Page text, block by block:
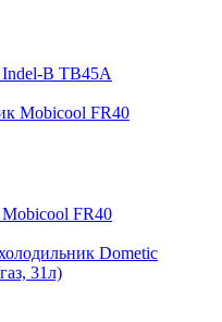
B TB45A
FR40